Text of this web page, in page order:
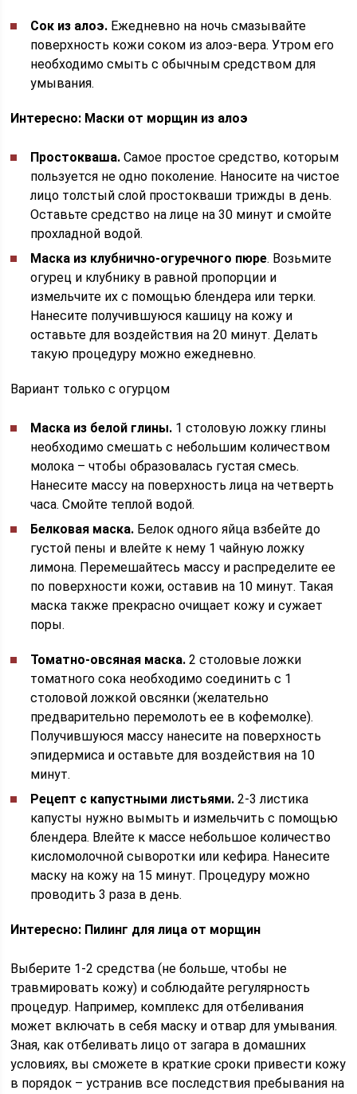
Сок из алоэ. Ежедневно на ночь смазывайте
поверхность кожи соком из алоэ-вера. Утром его
необходимо смыть с обычным средством для
умывания.
Интересно: Маски от морщин из алоэ
Простокваша. Самое простое средство, которым
пользуется не одно поколение. Наносите на чистое
лицо толстый слой простокваши трижды в день.
Оставьте средство на лице на 30 минут и смойте
прохладной водой.
Маска из клубнично-огуречного пюре. Возьмите
огурец и клубнику в равной пропорции и
измельчите их с помощью блендера или терки.
Нанесите получившуюся кашицу на кожу и
оставьте для воздействия на 20 минут. Делать
такую процедуру можно ежедневно.
Вариант только с огурцом
Маска из белой глины. 1 столовую ложку глины
необходимо смешать с небольшим количеством
молока – чтобы образовалась густая смесь.
Нанесите массу на поверхность лица на четверть
часа. Смойте теплой водой.
Белковая маска. Белок одного яйца взбейте до
густой пены и влейте к нему 1 чайную ложку
лимона. Перемешайтесь массу и распределите ее
по поверхности кожи, оставив на 10 минут. Такая
маска также прекрасно очищает кожу и сужает
поры.
Томатно-овсяная маска. 2 столовые ложки
томатного сока необходимо соединить с 1
столовой ложкой овсянки (желательно
предварительно перемолоть ее в кофемолке).
Получившуюся массу нанесите на поверхность
эпидермиса и оставьте для воздействия на 10
минут.
Рецепт с капустными листьями. 2-3 листика
капусты нужно вымыть и измельчить с помощью
блендера. Влейте к массе небольшое количество
кисломолочной сыворотки или кефира. Нанесите
маску на кожу на 15 минут. Процедуру можно
проводить 3 раза в день.
Интересно: Пилинг для лица от морщин
Выберите 1-2 средства (не больше, чтобы не
травмировать кожу) и соблюдайте регулярность
процедур. Например, комплекс для отбеливания
может включать в себя маску и отвар для умывания.
Зная, как отбеливать лицо от загара в домашних
условиях, вы сможете в краткие сроки привести кожу
в порядок – устранив все последствия пребывания на